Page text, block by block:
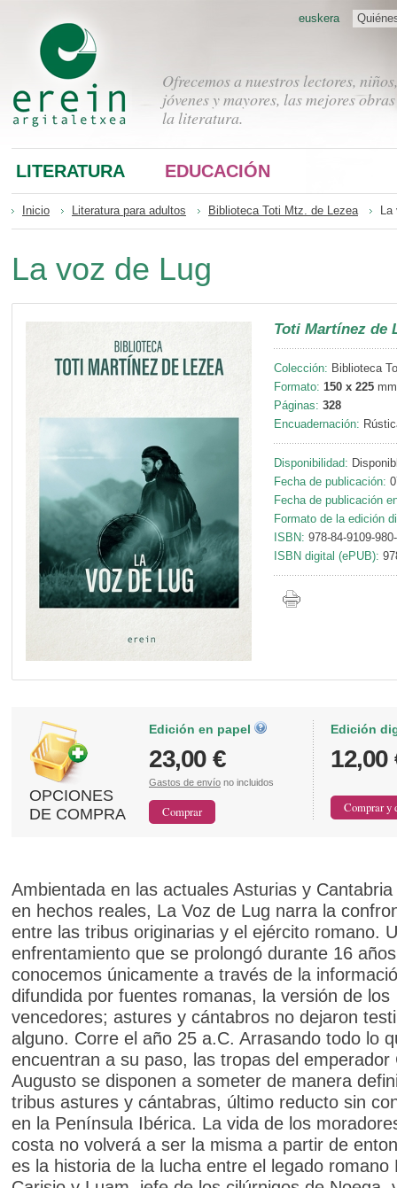
Ofrecemos a nuestros lectores, niños,
jóvenes y mayores, las mejores
la literatura.
euskera
LITERATURA EDUCACIÓN
Inicio Literatura para adultos Biblioteca Toti Mtz. de Lezea La
La voz de Lug
Toti Martínez de
Colección: Biblioteca
Formato: 150 x 225 mm
Páginas: 328
Encuadernación:
Disponibilidad:
Fecha de publicación:
Fecha de publicación
Formato de la edición
ISBN: 978-84-9109-
ISBN digital (ePUB):
OPCIONES
DE COMPRA
Edición en papel
23,00 €
Gastos de envío no incluidos
Edición
12,00
Ambientada en las actuales Asturias y
en hechos reales, La Voz de Lug narra la
entre las tribus originarias y el ejército romano.
enfrentamiento que se prolongó durante 16
conocemos únicamente a través de la
difundida por fuentes romanas, la versión de los
vencedores; astures y cántabros no dejaron
alguno. Corre el año 25 a.C. Arrasando todo lo
encuentran a su paso, las tropas del emperador
Augusto se disponen a someter de manera
tribus astures y cántabras, último reducto sin
en la Península Ibérica. La vida de los
costa no volverá a ser la misma a partir de
es la historia de la lucha entre el legado romano